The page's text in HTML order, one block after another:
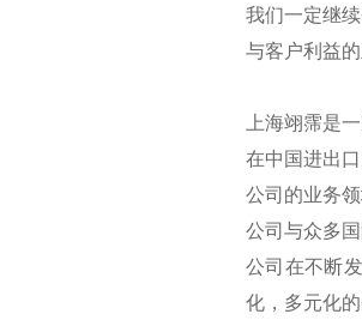
我们一定继
与客户利益的
上海翊霈是
在中国进出
公司的业务
公司与众多
公司在不断
化，多元化